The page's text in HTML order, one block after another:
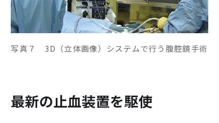
写真７ 3D（立体画像）システムで行う腹腔鏡手術
最新の止血装置を駆使